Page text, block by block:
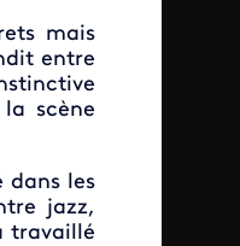
mais
entre
scène
dans les
jazz,
travaillé